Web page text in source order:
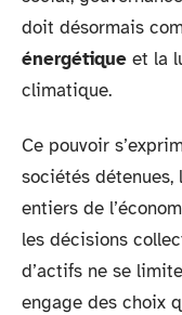
doit désormais
énergétique et la
climatique.
Ce pouvoir
sociétés
entiers de
les décisions
d’actifs ne se
engage des choix